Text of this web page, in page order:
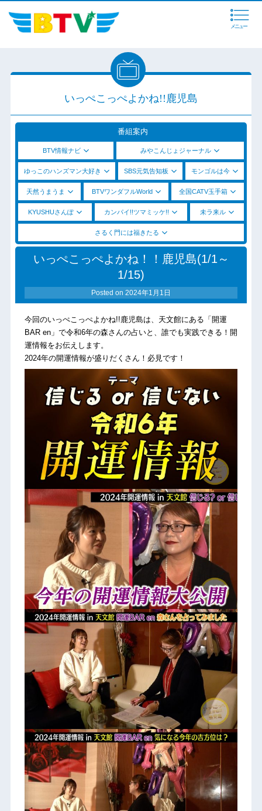
メニュー
いっぺこっぺよかね!!鹿児島
番組案内
BTV情報ナビ みやこんじょジャーナル
ゆっこのハンズマン大好き SBS元気告知板 モンゴルは今
天然うまうま BTVワンダフルWorld 全国CATV玉手箱
KYUSHUさんぽ カンパイ!!ツマミッケ!! 未ラ来ル
さるく門には福きたる
いっぺこっぺよかね！！鹿児島(1/1～
1/15)
Posted on 2024年1月1日
今回のいっぺこっぺよかね!!鹿児島は、天文館にある「開運
BAR en」で令和6年の森さんの占いと、誰でも実践できる！開
運情報をお伝えします。
2024年の開運情報が盛りだくさん！必見です！